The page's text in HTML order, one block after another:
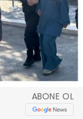
ABONE OL